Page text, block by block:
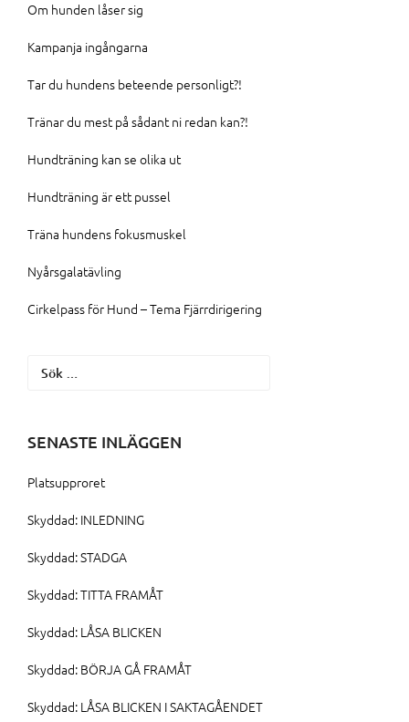
Om hunden låser sig
Kampanja ingångarna
Tar du hundens beteende personligt?!
Tränar du mest på sådant ni redan kan?!
Hundträning kan se olika ut
Hundträning är ett pussel
Träna hundens fokusmuskel
Nyårsgalatävling
Cirkelpass för Hund – Tema Fjärrdirigering
Sök
SENASTE INLÄGGEN
Platsupproret
Skyddad: INLEDNING
Skyddad: STADGA
Skyddad: TITTA FRAMÅT
Skyddad: LÅSA BLICKEN
Skyddad: BÖRJA GÅ FRAMÅT
Skyddad: LÅSA BLICKEN I SAKTAGÅENDET